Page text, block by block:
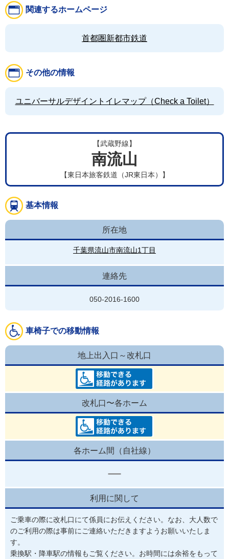
関連するホームページ
首都圏新都市鉄道
その他の情報
ユニバーサルデザイントイレマップ（Check a Toilet）
【武蔵野線】
南流山
【東日本旅客鉄道（JR東日本）】
基本情報
所在地
千葉県流山市南流山1丁目
連絡先
050-2016-1600
車椅子での移動情報
地上出入口～改札口
改札口〜各ホーム
各ホーム間（自社線）
利用に関して
ご乗車の際に改札口にて係員にお伝えください。なお、大人数で
のご利用の際は事前にご連絡いただきますようお願いいたしま
す。
乗換駅・降車駅の情報もご覧ください。お時間には余裕をもって